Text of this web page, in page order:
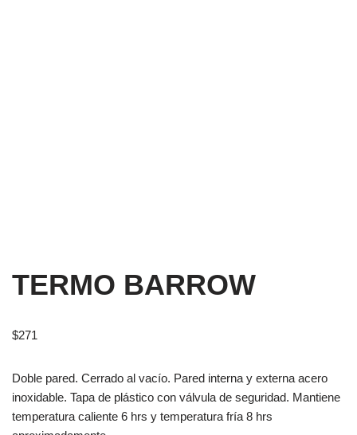
TERMO BARROW
$271
Doble pared. Cerrado al vacío. Pared interna y externa acero
inoxidable. Tapa de plástico con válvula de seguridad. Mantiene
temperatura caliente 6 hrs y temperatura fría 8 hrs